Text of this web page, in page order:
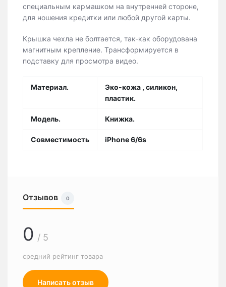
специальным кармашком на внутренней стороне,
для ношения кредитки или любой другой карты.
Крышка чехла не болтается, так-как оборудована
магнитным крепление. Трансформируется в
подставку для просмотра видео.
Материал.
Эко-кожа , силикон,
пластик.
Модель. Книжка.
Совместимость iPhone 6/6s
Отзывов 0
0 / 5
средний рейтинг товара
Написать отзыв